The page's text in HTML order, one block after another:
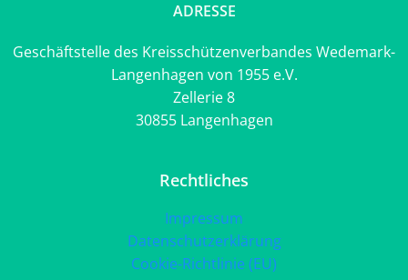
ADRESSE
Geschäftstelle des Kreisschützenverbandes Wedemark-
Langenhagen von 1955 e.V.
Zellerie 8
30855 Langenhagen
Rechtliches
Impressum
Datenschutzerklärung
Cookie-Richtlinie (EU)